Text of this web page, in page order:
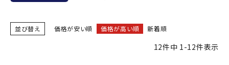
並び替え 価格が安い順 価格が高い順 新着順
12件中 1-12件表示